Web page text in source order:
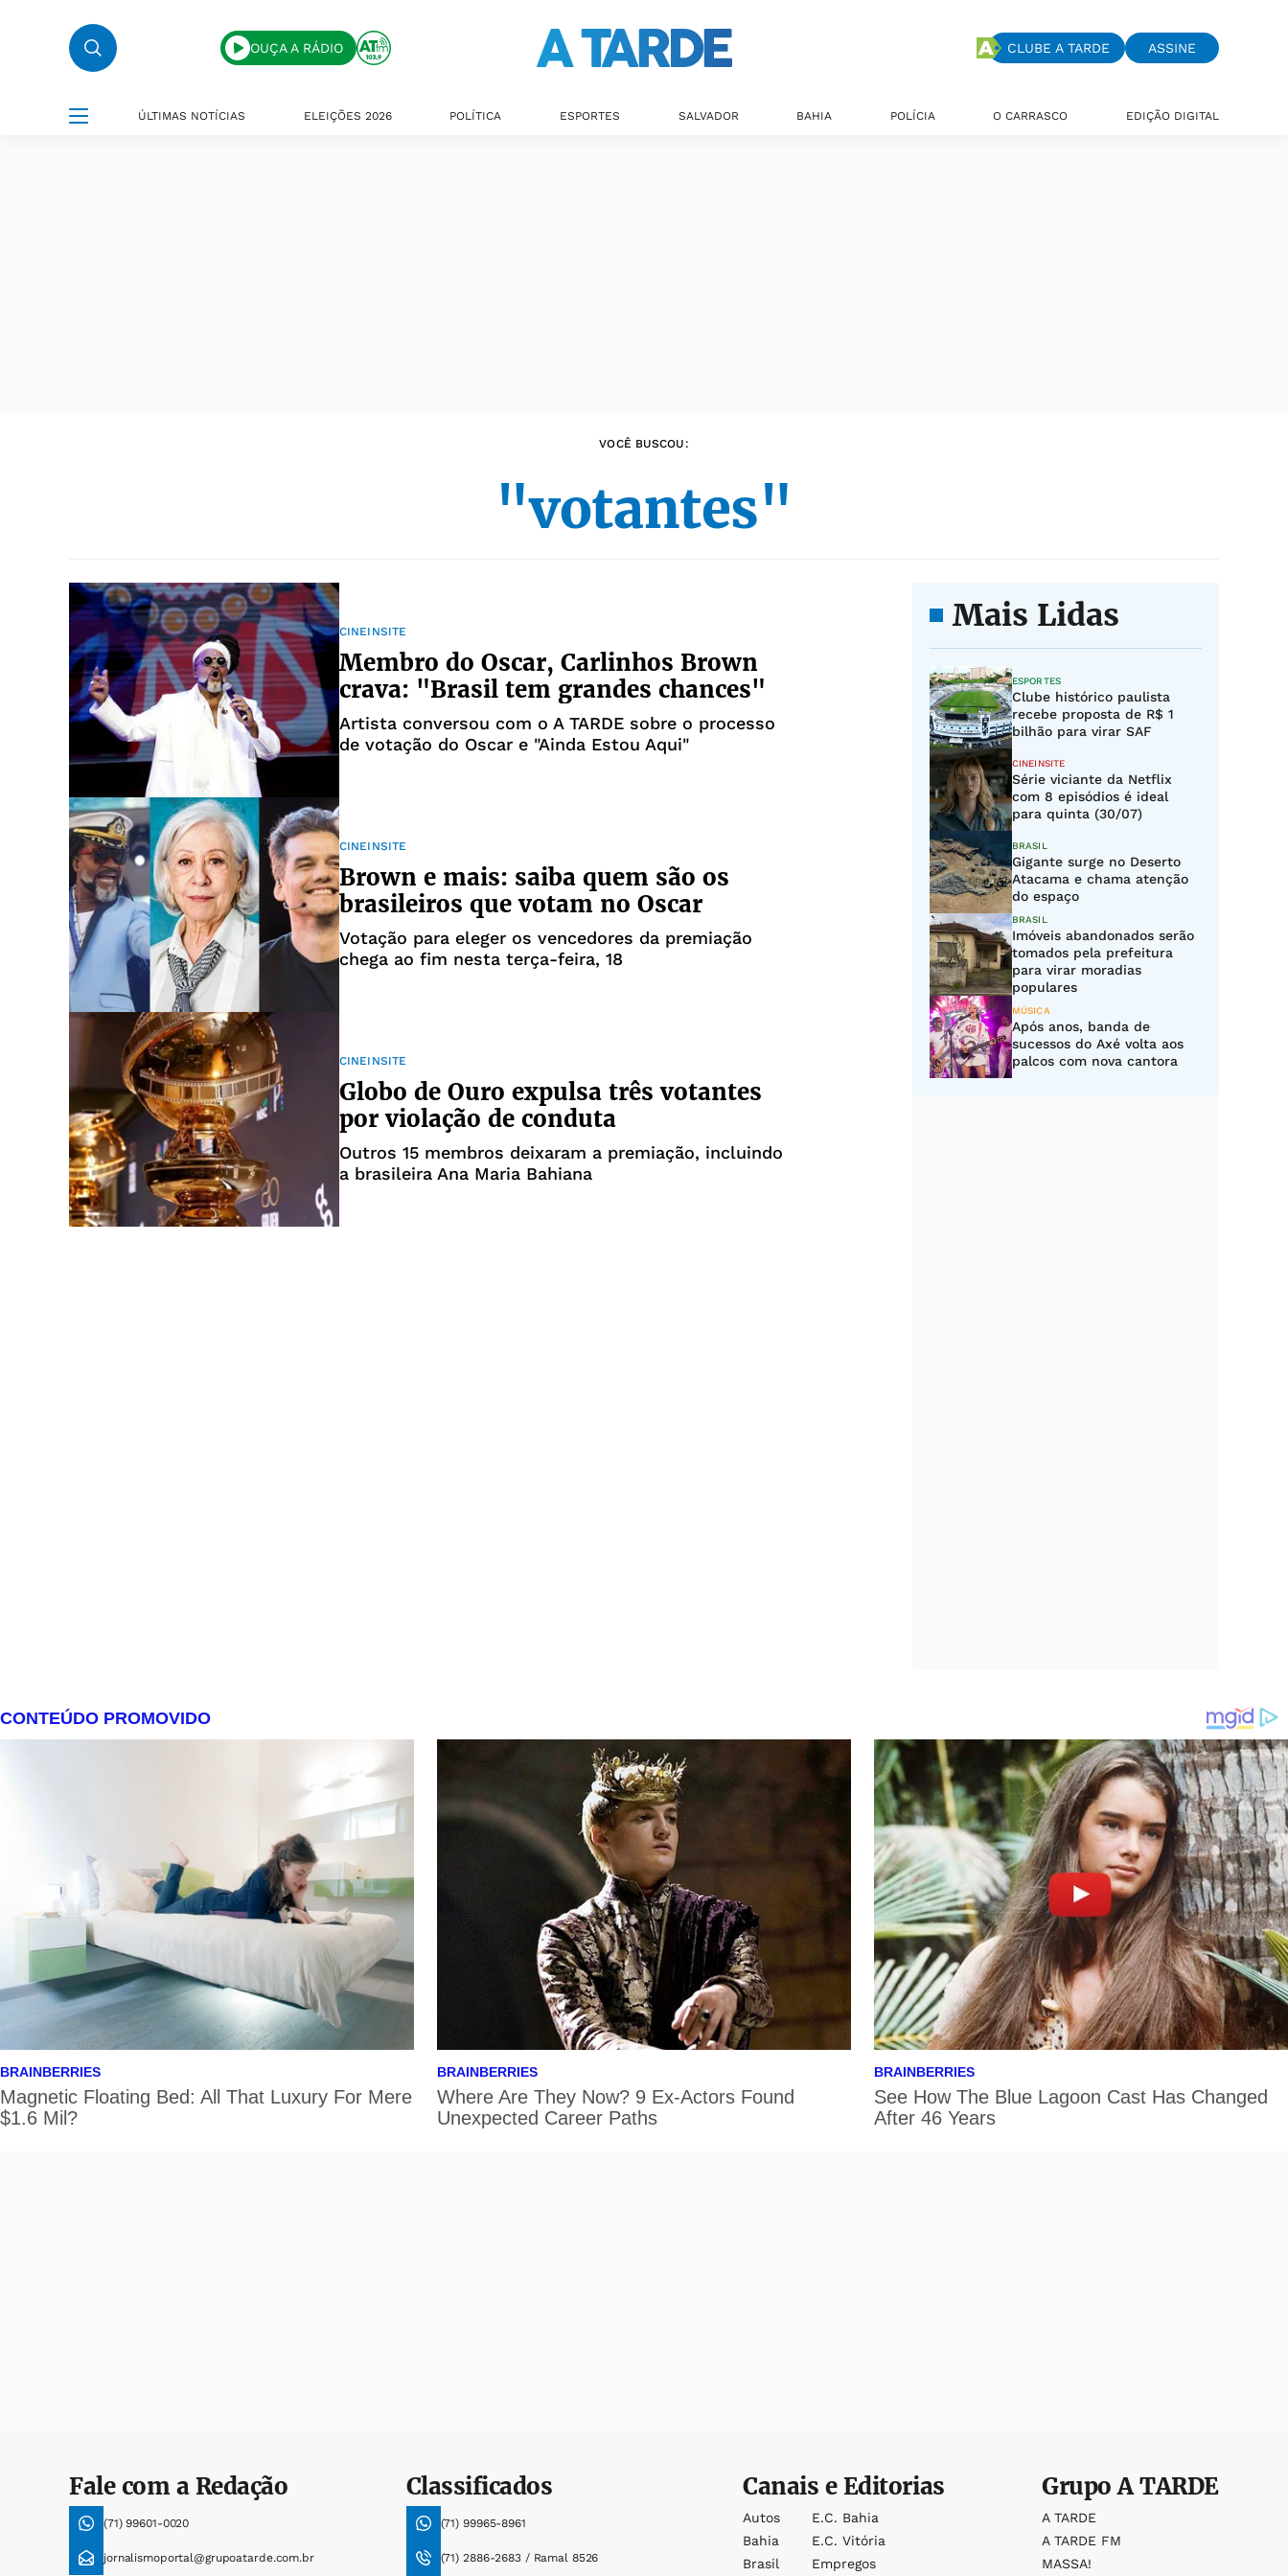
OUÇA A RÁDIO CLUBE A TARDE ASSINE
ÚLTIMAS NOTÍCIAS ELEIÇÕES 2026 POLÍTICA ESPORTES SALVADOR BAHIA POLÍCIA O CARRASCO EDIÇÃO DIGITAL
VOCÊ BUSCOU:
"votantes"
CINEINSITE
Membro do Oscar, Carlinhos Brown
crava: "Brasil tem grandes chances"
Artista conversou com o A TARDE sobre o processo
de votação do Oscar e "Ainda Estou Aqui"
CINEINSITE
Brown e mais: saiba quem são os
brasileiros que votam no Oscar
Votação para eleger os vencedores da premiação
chega ao fim nesta terça-feira, 18
CINEINSITE
Globo de Ouro expulsa três votantes
por violação de conduta
Outros 15 membros deixaram a premiação, incluindo
a brasileira Ana Maria Bahiana
Mais Lidas
ESPORTES
Clube histórico paulista
recebe proposta de R$ 1
bilhão para virar SAF
CINEINSITE
Série viciante da Netflix
com 8 episódios é ideal
para quinta (30/07)
BRASIL
Gigante surge no Deserto
Atacama e chama atenção
do espaço
BRASIL
Imóveis abandonados serão
tomados pela prefeitura
para virar moradias
populares
MÚSICA
Após anos, banda de
sucessos do Axé volta aos
palcos com nova cantora
Fale com a Redação
(71) 99601-0020
jornalismoportal@grupoatarde.com.br
Classificados
(71) 99965-8961
(71) 2886-2683 / Ramal 8526
Canais e Editorias
Autos
Bahia
Brasil
E.c. Bahia
E.c. Vitória
Empregos
GrupoA TARDE
A TARDE
A TARDE FM
MASSA!